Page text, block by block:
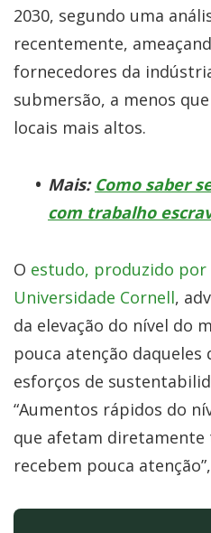
2030, segundo uma
recentemente,
fornecedores da
submersão, a menos
locais mais altos.
Mais: Como saber
com trabalho
O estudo, produzido por
Universidade Cornell,
da elevação do nível do
pouca atenção daqueles
esforços de
“Aumentos rápidos do
que afetam diretamente
recebem pouca